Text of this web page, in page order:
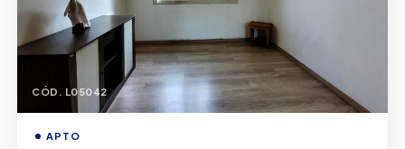
CÓD. L05042
APTO